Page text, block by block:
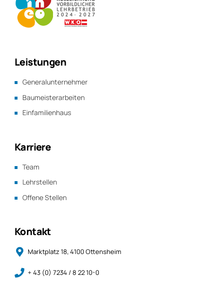
Leistungen
Generalunternehmer
Baumeisterarbeiten
Einfamilienhaus
Karriere
Team
Lehrstellen
Offene Stellen
Kontakt
Marktplatz 18, 4100 Ottensheim
+ 43 (0) 7234 / 8 22 10-0